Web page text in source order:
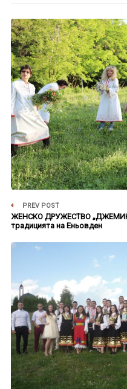
PREV POST
ЖЕНСКО ДРУЖЕСТВО
традицията на Еньовден